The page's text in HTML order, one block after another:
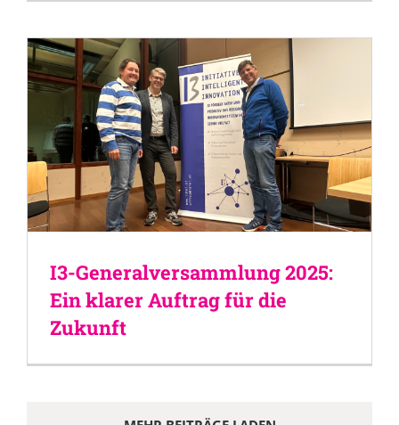
I3-Generalversammlung 2025:
Ein klarer Auftrag für die
Zukunft